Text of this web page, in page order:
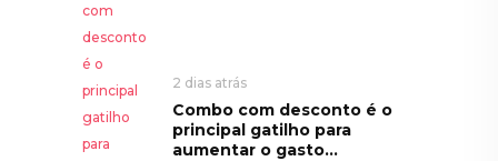
2 dias atrás
Combo com desconto é o
principal gatilho para
aumentar o gasto...